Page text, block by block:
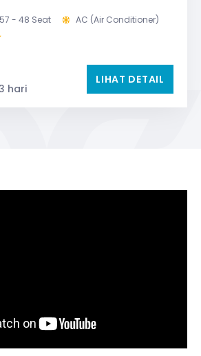
- 48 Seat
AC (Air Conditioner)
Windows Breaker, dll)
hari
LIHAT DETAIL